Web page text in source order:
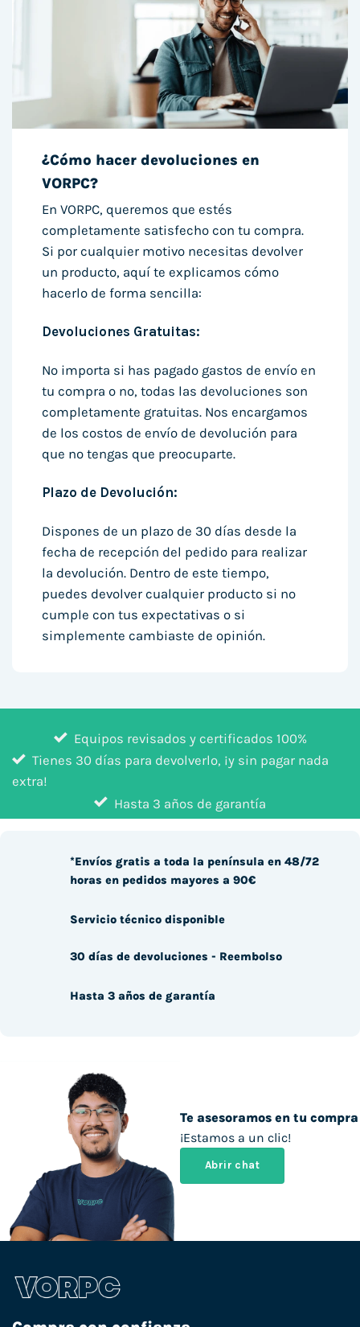
¿Cómo hacer devoluciones en
VORPC?
En VORPC, queremos que estés
completamente satisfecho con tu compra.
Si por cualquier motivo necesitas devolver
un producto, aquí te explicamos cómo
hacerlo de forma sencilla:
Devoluciones Gratuitas:
No importa si has pagado gastos de envío en
tu compra o no, todas las devoluciones son
completamente gratuitas. Nos encargamos
de los costos de envío de devolución para
que no tengas que preocuparte.
Plazo de Devolución:
Dispones de un plazo de 30 días desde la
fecha de recepción del pedido para realizar
la devolución. Dentro de este tiempo,
puedes devolver cualquier producto si no
cumple con tus expectativas o si
simplemente cambiaste de opinión.
Equipos revisados y certificados 100%
Tienes 30 días para devolverlo, ¡y sin pagar nada
extra!
Hasta 3 años de garantía
Te asesoramos en tu compra
¡Estamos a un clic!
Abrir chat
*Envíos gratis a toda la península en 48/72
horas en pedidos mayores a 90€
Servicio técnico disponible
30 días de devoluciones - Reembolso
Hasta 3 años de garantía